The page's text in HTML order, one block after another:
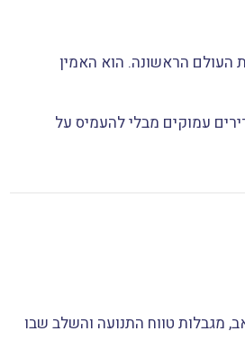
העולם הראשונה. הוא האמין
עמוקים מבלי להעמיס על
מגבלות טווח התנועה והשלב שבו